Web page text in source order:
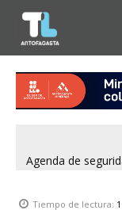
Agenda de
Tiempo de lectura: 1